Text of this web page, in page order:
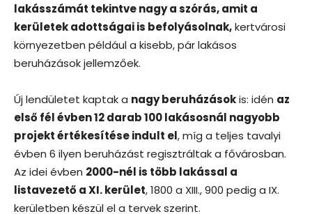
lakásszámát tekintve nagy a szórás, amit a
kerületek adottságai is befolyásolnak,kertvárosi
környezetben például a kisebb, pár lakásos
beruházások jellemzőek.
Új lendületet kaptak a nagy beruházásokis: idén az
első fél évben 12 darab 100 lakásosnál nagyobb
projekt értékesítése indult el, míg a teljes tavalyi
évben 6 ilyen beruházást regisztráltak a fővárosban.
Az idei évben 2000-nél is több lakással a
listavezető a XI. kerület, 1800 a XIII., 900 pedig a IX.
kerületben készül el a tervek szerint.